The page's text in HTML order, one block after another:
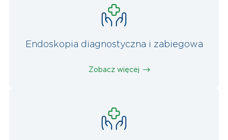
Endoskopia diagnostyczna i zabiegowa
Zobacz więcej